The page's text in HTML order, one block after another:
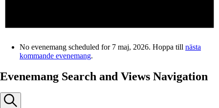
No evenemang scheduled for 7 maj, 2026. Hoppa till nästa
kommande evenemang.
Evenemang Search and Views Navigation